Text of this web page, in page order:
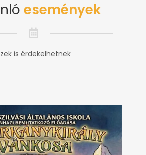
események
is érdekelhetnek